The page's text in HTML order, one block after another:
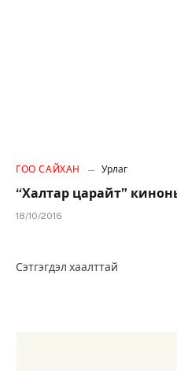
ГОО САЙХАН Урлаг
“Халтар царайт”
18/10/2016
Сэтгэгдэл хаалттай